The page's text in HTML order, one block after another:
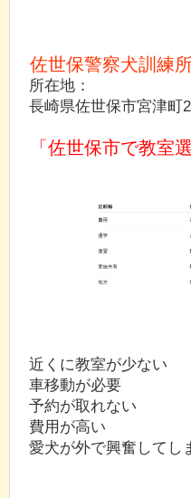
佐世保警察犬訓練
所在地：
長崎県佐世保市宮津町
「佐世保市で教室
近くに教室が少ない
車移動が必要
予約が取れない
費用が高い
愛犬が外で興奮してし